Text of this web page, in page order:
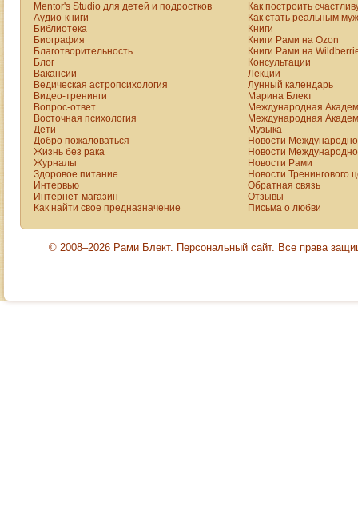
Mentor's Studio для детей и подростков
Аудио-книги
Библиотека
Биография
Благотворительность
Блог
Вакансии
Ведическая астропсихология
Видео-тренинги
Вопрос-ответ
Восточная психология
Дети
Добро пожаловаться
Жизнь без рака
Журналы
Здоровое питание
Интервью
Интернет-магазин
Как найти свое предназначение
Как построить
Как стать реальным
Книги
Книги Рами на Ozon
Книги Рами на
Консультации
Лекции
Лунный календарь
Марина Блект
Международная
Международная
Музыка
Новости
Новости
Новости Рами
Новости Тренингового
Обратная связь
Отзывы
Письма о любви
© 2008–2026 Рами Блект. Персональный сайт. Все права